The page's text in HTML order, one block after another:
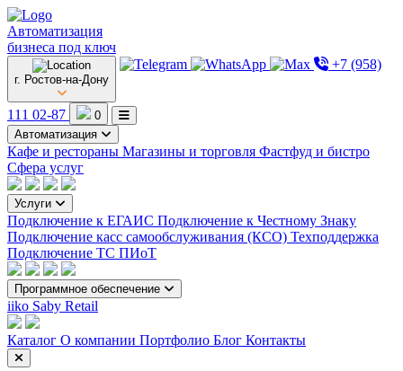
Автоматизация
бизнеса под ключ
г. Ростов-на-Дону
+7 (958)
111 02-87
0
Автоматизация
Кафе и рестораны Магазины и торговля Фастфуд и бистро
Сфера услуг
Услуги
Подключение к ЕГАИС Подключение к Честному Знаку
Подключение касс самообслуживания (КСО) Техподдержка
Подключение ТС ПИоТ
Программное обеспечение
iiko Saby Retail
Каталог О компании Портфолио Блог Контакты